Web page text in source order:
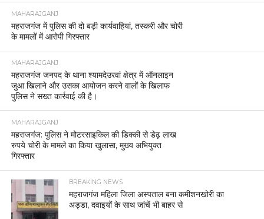
MAHARAJGANJ
महराजगंज में पुलिस की दो बड़ी कार्यवाहियां, तस्करी और चोरी
के मामलों में आरोपी गिरफ्तार
MAHARAJGANJ
महराजगंज जनपद के थाना श्यामदेउरवां क्षेत्र में ऑनलाइन
जुआ खिलाने और उसका आयोजन करने वालों के खिलाफ
पुलिस ने सख्त कार्रवाई की है।
MAHARAJGANJ
महराजगंज: पुलिस ने मोटरसाइकिल की डिक्की से डेढ़ लाख
रुपये चोरी के मामले का किया खुलासा, मुख्य अभियुक्त
गिरफ्तार
BREAKING NEWS
महराजगंज महिला जिला अस्पताल बना कमीशनखोरी का
अड्डा, दवाइयों के साथ जांचें भी बाहर से